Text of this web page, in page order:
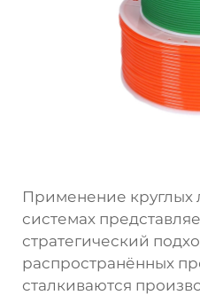
Применение круглых
системах
стратегический
распространённых
сталкиваются